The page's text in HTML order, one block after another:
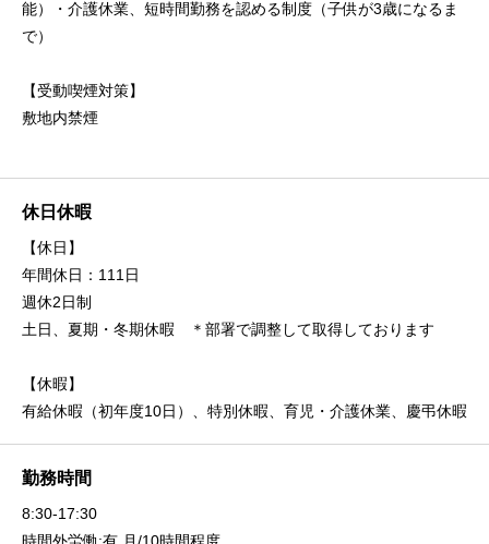
能）・介護休業、短時間勤務を認める制度（子供が3歳になるま
で）
【受動喫煙対策】
敷地内禁煙
休日休暇
【休日】
年間休日：111日
週休2日制
土日、夏期・冬期休暇 ＊部署で調整して取得しております
【休暇】
有給休暇（初年度10日）、特別休暇、育児・介護休業、慶弔休暇
勤務時間
8:30-17:30